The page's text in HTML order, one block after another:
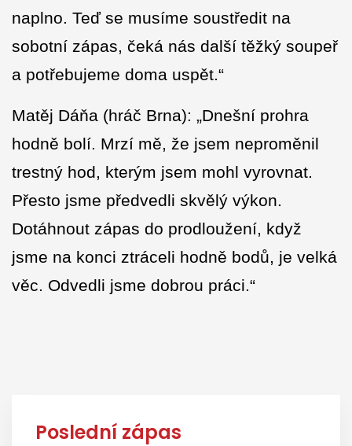
naplno. Teď se musíme soustředit na
sobotní zápas, čeká nás další těžký soupeř
a potřebujeme doma uspět.“
Matěj Dáňa (hráč Brna): „Dnešní prohra
hodně bolí. Mrzí mě, že jsem neproměnil
trestný hod, kterým jsem mohl vyrovnat.
Přesto jsme předvedli skvělý výkon.
Dotáhnout zápas do prodloužení, když
jsme na konci ztráceli hodně bodů, je velká
věc. Odvedli jsme dobrou práci.“
Poslední zápas